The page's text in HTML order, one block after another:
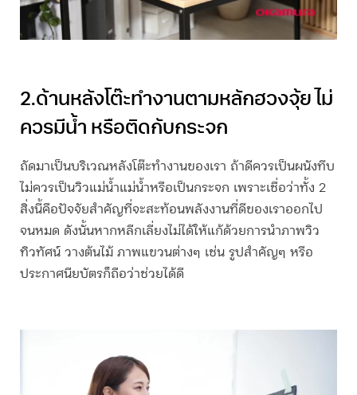
2.ด้านหลังโต๊ะทำงานตามหลักฮวงจุ้ยไม่
ควรมีน้ำ หรือติดกับกระจก
ถัดมาเป็นบริเวณหลังโต๊ะทำงานของเรา ถ้าดีควรเป็นผนังทึบ
ไม่ควรเป็นวิวแม่น้ำแม่น้ำหรือเป็นกระจก เพราะเชื่อว่าทั้ง 2
สิ่งนี้คือปัจจัยสำคัญที่จะสะท้อนพลังงานที่ดีของเราออกไป
จนหมด ดังนั้นหากหลีกเลี่ยงไม่ได้ให้แก้ด้วยการนำภาพวิว
ทิวทัศน์ วางต้นไม้ ภาพแขวนต่างๆ เช่น รูปสำคัญๆ หรือ
ประกาศนียบัตรก็ถือว่าช่วยได้ดี